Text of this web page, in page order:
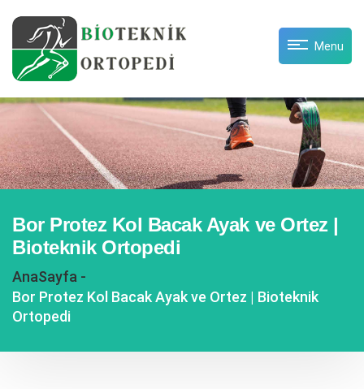
Menu
Bor Protez Kol Bacak Ayak ve Ortez |
Bioteknik Ortopedi
AnaSayfa -
Bor Protez Kol Bacak Ayak ve Ortez | Bioteknik
Ortopedi